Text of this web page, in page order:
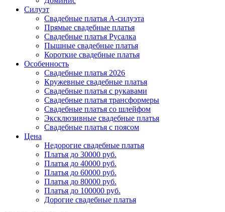
Силуэт
Свадебные платья А-силуэта
Прямые свадебные платья
Свадебные платья Русалка
Пышные свадебные платья
Короткие свадебные платья
Особенность
Свадебные платья 2026
Кружевные свадебные платья
Свадебные платья с рукавами
Свадебные платья трансформеры
Свадебные платья со шлейфом
Эксклюзивные свадебные платья
Свадебные платья с поясом
Цена
Недорогие свадебные платья
Платья до 30000 руб.
Платья до 40000 руб.
Платья до 60000 руб.
Платья до 80000 руб.
Платья до 100000 руб.
Дорогие свадебные платья